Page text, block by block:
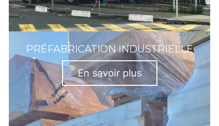
PRÉFABRICATION INDUSTRIELLE
En savoir plus